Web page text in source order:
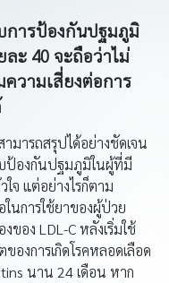
การป้องกันปฐมภูมิ
ะ 40 จะถือว่าไม่
วามเสี่ยงต่อการ
รถสรุปได้อย่างชัดเจน
ป้องกันปฐมภูมิในผู้ที่มี
ใจ แต่อย่างไรก็ตาม
นการใช้ยาของผู้ป่วย
ของ LDL-C หลังเริ่มใช้
องการเกิดโรคหลอดเลือด
นาน 24 เดือน หาก